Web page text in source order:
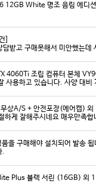
12GB White 명조 음림 에디
]
받고 구매못해서 미안했는
4060Ti 조립 컴퓨터 본체
상A/S + 안전포장(에어캡)
하게 잘해주시네요 매우만족
을 구매해야 설치되어 발송
.
Plus 블랙 서린 (16GB) 외